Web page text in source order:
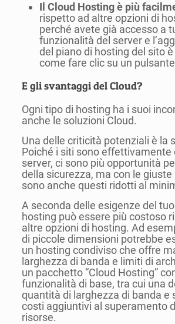
Il Cloud Hosting è più
rispetto ad altre opzioni di
perché avete già accesso a
funzionalità del server e
del piano di hosting del sito
come fare clic su un
E gli svantaggi del Cloud?
Ogni tipo di hosting ha i suoi
anche le soluzioni Cloud.
Una delle criticità potenziali è la
Poiché i siti sono effettivamente
server, ci sono più opportunità
della sicurezza, ma con le
sono anche questi ridotti al
A seconda delle esigenze del
hosting può essere più costoso
altre opzioni di hosting. Ad
di piccole dimensioni potrebbe
un hosting condiviso che offre
larghezza di banda e limiti di
un pacchetto “Cloud Hosting”
funzionalità di base, tra cui una
quantità di larghezza di banda e
costi aggiuntivi al superamento
risorse.